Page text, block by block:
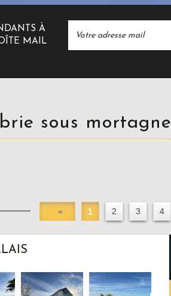
À
MAIL
sous mortagne
« 1 2 3 4